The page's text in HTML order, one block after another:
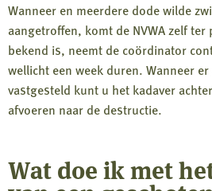
Wanneer en meerdere dode wilde
aangetroffen, komt de NVWA zelf
bekend is, neemt de coördinator
wellicht een week duren. Wanneer
vastgesteld kunt u het kadaver
afvoeren naar de destructie.
Wat doe ik met